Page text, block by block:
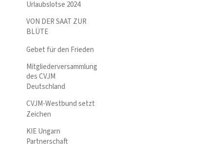
Urlaubslotse 2024
VON DER SAAT ZUR
BLÜTE
Gebet für den Frieden
Mitgliederversammlung
des CVJM
Deutschland
CVJM-Westbund setzt
Zeichen
KIE Ungarn
Partnerschaft